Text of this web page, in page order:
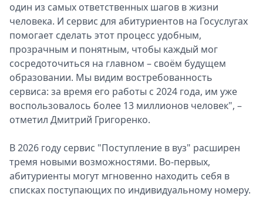
один из самых ответственных шагов в жизни
человека. И сервис для абитуриентов на Госуслугах
помогает сделать этот процесс удобным,
прозрачным и понятным, чтобы каждый мог
сосредоточиться на главном – своём будущем
образовании. Мы видим востребованность
сервиса: за время его работы с 2024 года, им уже
воспользовалось более 13 миллионов человек", –
отметил Дмитрий Григоренко.
В 2026 году сервис "Поступление в вуз" расширен
тремя новыми возможностями. Во-первых,
абитуриенты могут мгновенно находить себя в
списках поступающих по индивидуальному номеру.